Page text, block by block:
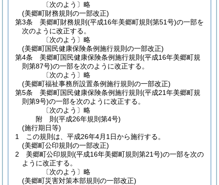
〔次のよう〕略
(美郷町財務規則の一部改正)
第3条
美郷町財務規則 (平成16年美郷町規則第51号)の一部を
次のように改正する。
〔次のよう〕略
(美郷町国民健康保険条例施行規則の一部改正)
第4条
美郷町国民健康保険条例施行規則 (平成16年美郷町規
則第87号)の一部を次のように改正する。
〔次のよう〕略
(美郷町福祉事務所設置条例施行規則の一部改正)
第5条
美郷町国民健康保険条例施行規則 (平成21年美郷町規
則第9号)の一部を次のように改正する。
〔次のよう〕略
附 則(平成26年規則第4号)
(施行期日等)
1
この規則は、平成26年4月1日から施行する。
(美郷町公印規則の一部改正)
2
美郷町公印規則 (平成16年美郷町規則第21号)の一部を次の
ように改正する。
〔次のよう〕略
(美郷町災害対策本部規則の一部改正)